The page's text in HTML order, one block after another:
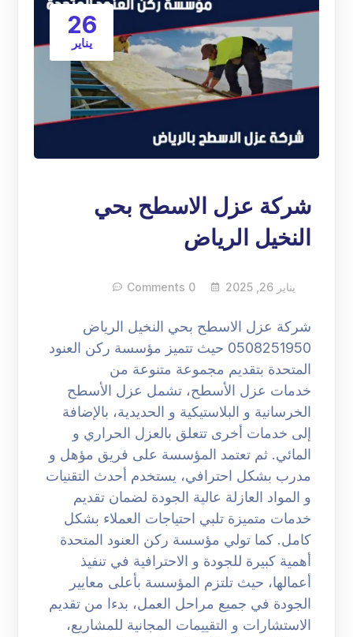
26
يناير
شركة عزل الاسطح بحي
النخيل الرياض
يناير 26, 2025 0 Comments
شركة عزل الاسطح بحي النخيل الرياض
0508251950 حيث تتميز مؤسسة ركن العنود
المتحدة بتقديم مجموعة متنوعة من
خدمات عزل الأسطح، تشمل عزل الأسطح
الخرسانية و البلاستيكية و الحديدية، بالإضافة
إلى خدمات أخرى تتعلق بالعزل الحراري و
المائي. ثم تعتمد المؤسسة على فريق مؤهل و
مدرب بشكل احترافي، يستخدم أحدث التقنيات
و المواد العازلة عالية الجودة لضمان تقديم
خدمات متميزة تلبي احتياجات العملاء بشكل
كامل. كما تولي مؤسسة ركن العنود المتحدة
أهمية كبيرة للجودة و الاحترافية في تنفيذ
أعمالها، حيث تلتزم المؤسسة بأعلى معايير
الجودة في جميع مراحل العمل، بدءا من تقديم
الاستشارات و التقييمات المجانية للمشاريع،